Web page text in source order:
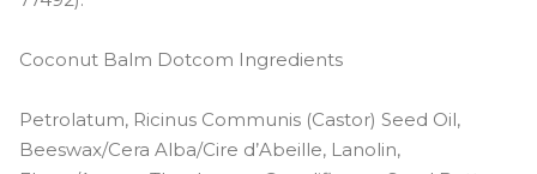
Coconut Balm Dotcom Ingredients
Petrolatum, Ricinus Communis (Castor) Seed Oil,
Beeswax/Cera Alba/Cire d’Abeille, Lanolin,